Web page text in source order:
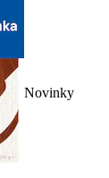
Novinky